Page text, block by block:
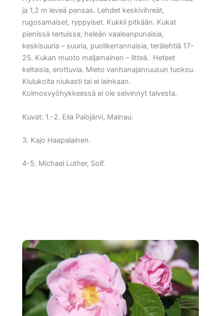
ja 1,2 m leveä pensas. Lehdet keskivihreät,
rugosamaiset, ryppyiset. Kukkii pitkään. Kukat
pienissä tertuissa, heleän vaaleanpunaisia,
keskisuuria – suuria, puolikerrannaisia, terälehtiä 17-
25. Kukan muoto maljamainen – litteä. Heteet
keltaisia, erottuvia. Mieto vanhanajanruusun tuoksu.
Kiulukoita niukasti tai ei lainkaan.
Kolmosvyöhykkeessä ei ole selvinnyt talvesta.
Kuvat: 1.-2. Eila Palojärvi, Mainau.
3. Kajo Haapalainen.
4-5. Michael Luther, Solf.